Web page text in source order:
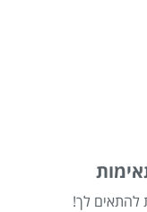
להתאים לך!